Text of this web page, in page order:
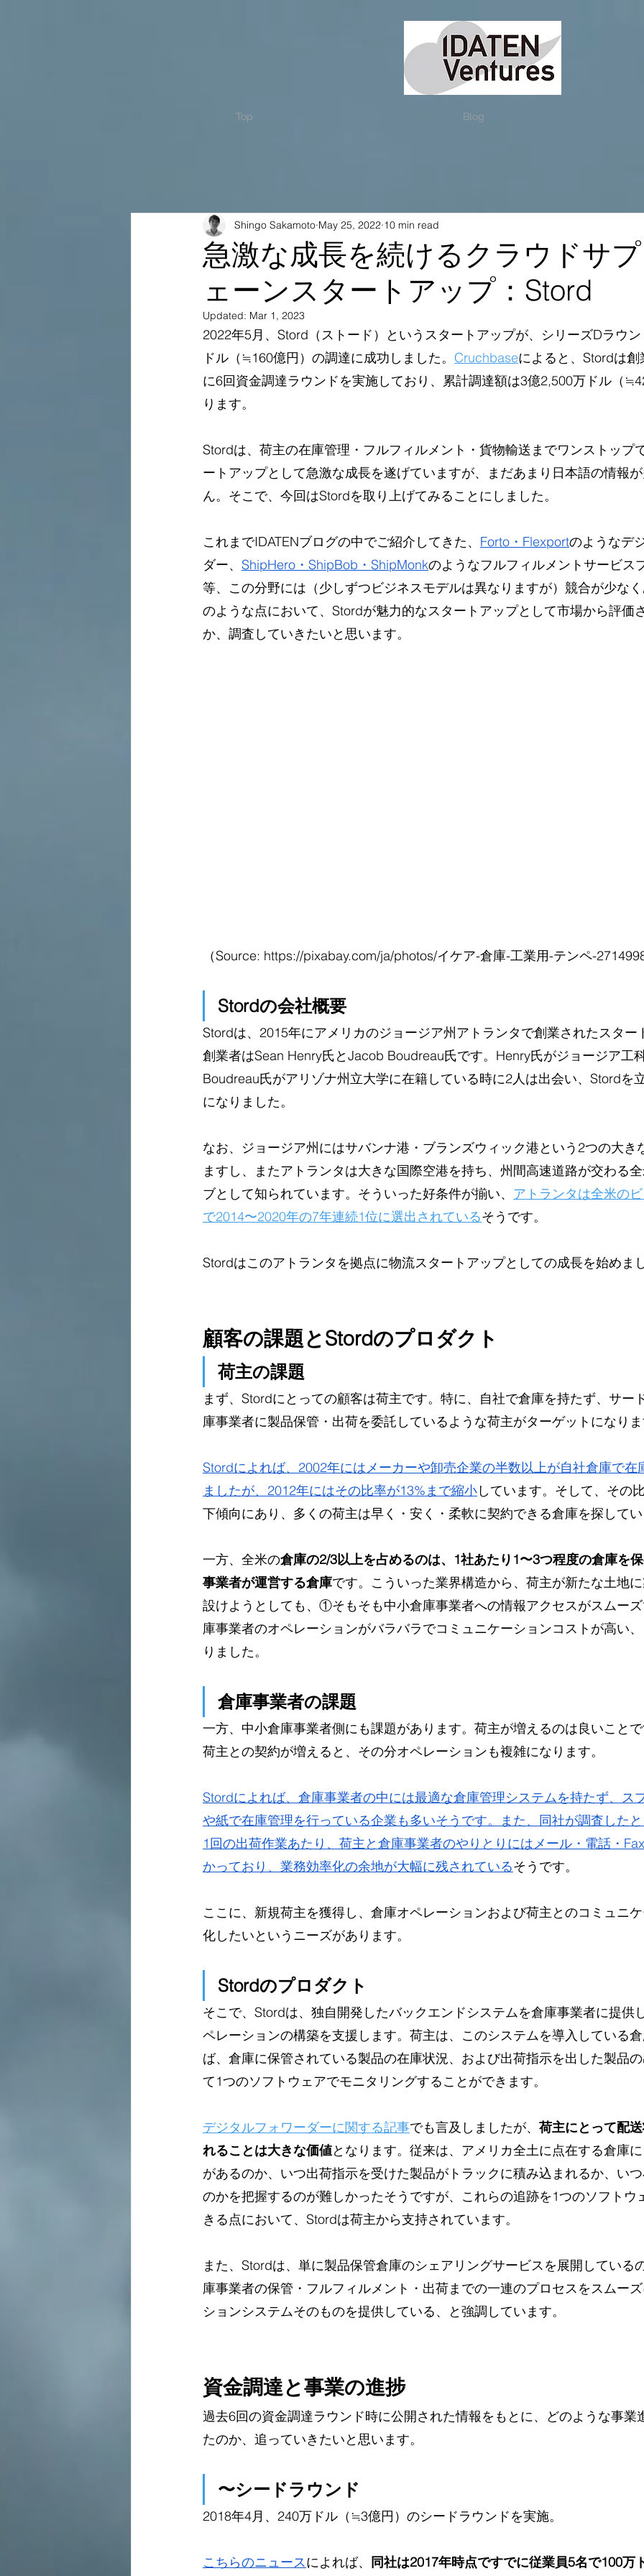
Top Blog
急激な成長を続けるクラウドサ
ェーンスタートアップ：Stord
Shingo Sakamoto May 25, 2022 10 min read
Updated: Mar 1, 2023
2022年5月、Stord（ストード）というスタートアップが、シリーズDラウ
ドル（≒160億円）の調達に成功しました。 Cruchbaseによると、Stordは
に6回資金調達ラウンドを実施しており、累計調達額は3億2,500万ドル（
ります。
Stordは、荷主の在庫管理・フルフィルメント・貨物輸送までワンストップ
ートアップとして急激な成長を遂げていますが、まだあまり日本語の情報
ん。そこで、今回はStordを取り上げてみることにしました。
これまでIDATENブログの中でご紹介してきた、 Forto ・ Flexportのようなデ
ダー、 ShipHero・ShipBob・ShipMonkのようなフルフィルメントサービス
等、この分野には（少しずつビジネスモデルは異なりますが）競合が少な
のような点において、Stordが魅力的なスタートアップとして市場から評価
か、調査していきたいと思います。
（Source: https://pixabay.com/ja/photos/イケア-倉庫-工業用-テンペ-
Stordの会社概要
Stordは、2015年にアメリカのジョージア州アトランタで創業されたスター
創業者はSean Henry氏とJacob Boudreau氏です。Henry氏がジョージア工
Boudreau氏がアリゾナ州立大学に在籍している時に2人は出会い、Stordを
になりました。
なお、ジョージア州にはサバンナ港・ブランズウィック港という2つの大き
ますし、またアトランタは大きな国際空港を持ち、州間高速道路が交わる
ブとして知られています。そういった好条件が揃い、 アトランタは全米の
で2014〜2020年の7年連続1位に選出されているそうです。
Stordはこのアトランタを拠点に物流スタートアップとしての成長を始めま
顧客の課題とStordのプロダクト
荷主の課題
まず、Stordにとっての顧客は荷主です。特に、自社で倉庫を持たず、サー
庫事業者に製品保管・出荷を委託しているような荷主がターゲットになり
Stordによれば、2002年にはメーカーや卸売企業の半数以上が自社倉庫で在
ましたが、2012年にはその比率が13%まで縮小しています。そして、その
下傾向にあり、多くの荷主は早く・安く・柔軟に契約できる倉庫を探して
一方、全米の倉庫の2/3以上を占めるのは、1社あたり1〜3つ程度の倉庫を
事業者が運営する倉庫です。こういった業界構造から、荷主が新たな土地
設けようとしても、①そもそも中小倉庫事業者への情報アクセスがスムー
庫事業者のオペレーションがバラバラでコミュニケーションコストが高い
りました。
倉庫事業者の課題
一方、中小倉庫事業者側にも課題があります。荷主が増えるのは良いこと
荷主との契約が増えると、その分オペレーションも複雑になります。
Stordによれば、倉庫事業者の中には最適な倉庫管理システムを持たず、ス
や紙で在庫管理を行っている企業も多いそうです。また、同社が調査した
1回の出荷作業あたり、荷主と倉庫事業者のやりとりにはメール・電話・
かっており、業務効率化の余地が大幅に残されているそうです。
ここに、新規荷主を獲得し、倉庫オペレーションおよび荷主とのコミュニ
化したいというニーズがあります。
Stordのプロダクト
そこで、Stordは、独自開発したバックエンドシステムを倉庫事業者に提供
ペレーションの構築を支援します。荷主は、このシステムを導入している
ば、倉庫に保管されている製品の在庫状況、および出荷指示を出した製品
て1つのソフトウェアでモニタリングすることができます。
デジタルフォワーダーに関する記事でも言及しましたが、 荷主にとって配
れることは大きな価値となります。従来は、アメリカ全土に点在する倉庫
があるのか、いつ出荷指示を受けた製品がトラックに積み込まれるか、い
のかを把握するのが難しかったそうですが、これらの追跡を1つのソフトウ
きる点において、Stordは荷主から支持されています。
また、Stordは、単に製品保管倉庫のシェアリングサービスを展開している
庫事業者の保管・フルフィルメント・出荷までの一連のプロセスをスムー
ションシステムそのものを提供している、と強調しています。
資金調達と事業の進捗
過去6回の資金調達ラウンド時に公開された情報をもとに、どのような事業
たのか、追っていきたいと思います。
〜シードラウンド
2018年4月、240万ドル（≒3億円）のシードラウンドを実施。
こちらのニュースによれば、 同社は2017年時点ですでに従業員5名で100万